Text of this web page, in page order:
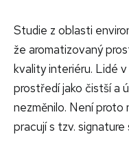
Studie z oblasti
že aromatizovaný
kvality interiéru. Lidé
prostředí jako čistší a
nezměnilo. Není proto
pracují s tzv. signature